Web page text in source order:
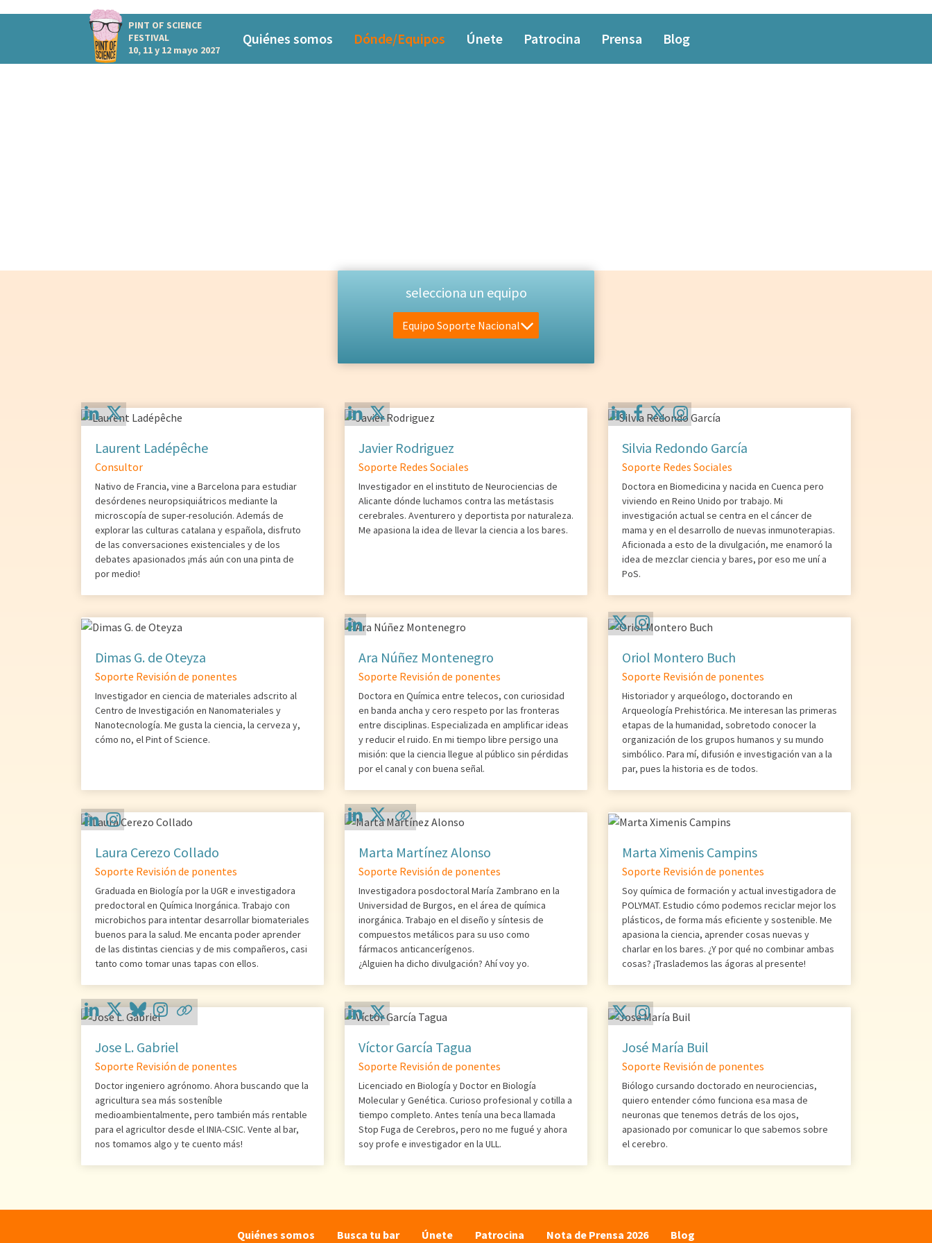
PINT OF SCIENCE
FESTIVAL
10, 11 y 12 mayo 2027
Quiénes somos Dónde/Equipos Únete Patrocina Prensa Blog
selecciona un equipo
Equipo Soporte Nacional
Laurent Ladépêche
Consultor
Nativo de Francia, vine a Barcelona para estudiar
desórdenes neuropsiquiátricos mediante la
microscopía de super-resolución. Además de
explorar las culturas catalana y española, disfruto
de las conversaciones existenciales y de los
debates apasionados ¡más aún con una pinta de
por medio!
Javier Rodriguez
Soporte Redes Sociales
Investigador en el instituto de Neurociencias de
Alicante dónde luchamos contra las metástasis
cerebrales. Aventurero y deportista por naturaleza.
Me apasiona la idea de llevar la ciencia a los bares.
Silvia Redondo García
Soporte Redes Sociales
Doctora en Biomedicina y nacida en Cuenca pero
viviendo en Reino Unido por trabajo. Mi
investigación actual se centra en el cáncer de
mama y en el desarrollo de nuevas inmunoterapias.
Aficionada a esto de la divulgación, me enamoró la
idea de mezclar ciencia y bares, por eso me uní a
PoS.
Dimas G. de Oteyza
Soporte Revisión de ponentes
Investigador en ciencia de materiales adscrito al
Centro de Investigación en Nanomateriales y
Nanotecnología. Me gusta la ciencia, la cerveza y,
cómo no, el Pint of Science.
Ara Núñez Montenegro
Soporte Revisión de ponentes
Doctora en Química entre telecos, con curiosidad
en banda ancha y cero respeto por las fronteras
entre disciplinas. Especializada en amplificar ideas
y reducir el ruido. En mi tiempo libre persigo una
misión: que la ciencia llegue al público sin pérdidas
por el canal y con buena señal.
Oriol Montero Buch
Soporte Revisión de ponentes
Historiador y arqueólogo, doctorando en
Arqueología Prehistórica. Me interesan las primeras
etapas de la humanidad, sobretodo conocer la
organización de los grupos humanos y su mundo
simbólico. Para mí, difusión e investigación van a la
par, pues la historia es de todos.
Laura Cerezo Collado
Soporte Revisión de ponentes
Graduada en Biología por la UGR e investigadora
predoctoral en Química Inorgánica. Trabajo con
microbichos para intentar desarrollar biomateriales
buenos para la salud. Me encanta poder aprender
de las distintas ciencias y de mis compañeros, casi
tanto como tomar unas tapas con ellos.
Marta Martínez Alonso
Soporte Revisión de ponentes
Investigadora posdoctoral María Zambrano en la
Universidad de Burgos, en el área de química
inorgánica. Trabajo en el diseño y síntesis de
compuestos metálicos para su uso como
fármacos anticancerígenos.
¿Alguien ha dicho divulgación? Ahí voy yo.
Marta Ximenis Campins
Soporte Revisión de ponentes
Soy química de formación y actual investigadora de
POLYMAT. Estudio cómo podemos reciclar mejor los
plásticos, de forma más eficiente y sostenible. Me
apasiona la ciencia, aprender cosas nuevas y
charlar en los bares. ¿Y por qué no combinar ambas
cosas? ¡Traslademos las ágoras al presente!
Jose L. Gabriel
Soporte Revisión de ponentes
Doctor ingeniero agrónomo. Ahora buscando que la
agricultura sea más sosteníble
medioambientalmente, pero también más rentable
para el agricultor desde el INIA-CSIC. Vente al bar,
nos tomamos algo y te cuento más!
Víctor García Tagua
Soporte Revisión de ponentes
Licenciado en Biología y Doctor en Biología
Molecular y Genética. Curioso profesional y cotilla a
tiempo completo. Antes tenía una beca llamada
Stop Fuga de Cerebros, pero no me fugué y ahora
soy profe e investigador en la ULL.
José María Buil
Soporte Revisión de ponentes
Biólogo cursando doctorado en neurociencias,
quiero entender cómo funciona esa masa de
neuronas que tenemos detrás de los ojos,
apasionado por comunicar lo que sabemos sobre
el cerebro.
Quiénes somos Busca tu bar Únete Patrocina Nota de Prensa 2026 Blog